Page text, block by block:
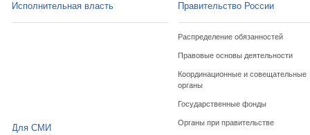
Исполнительная власть Правительство России
Распределение обязанностей
Правовые основы деятельности
Координационные и совещательные
органы
Государственные фонды
Органы при правительстве
Для СМИ